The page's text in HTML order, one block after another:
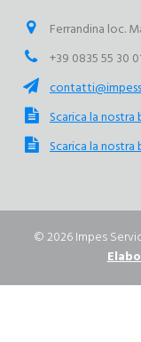
Ferrandina loc.
+39 0835 55 30
Scarica la nostra
Scarica la nostra
© 2026 Impes